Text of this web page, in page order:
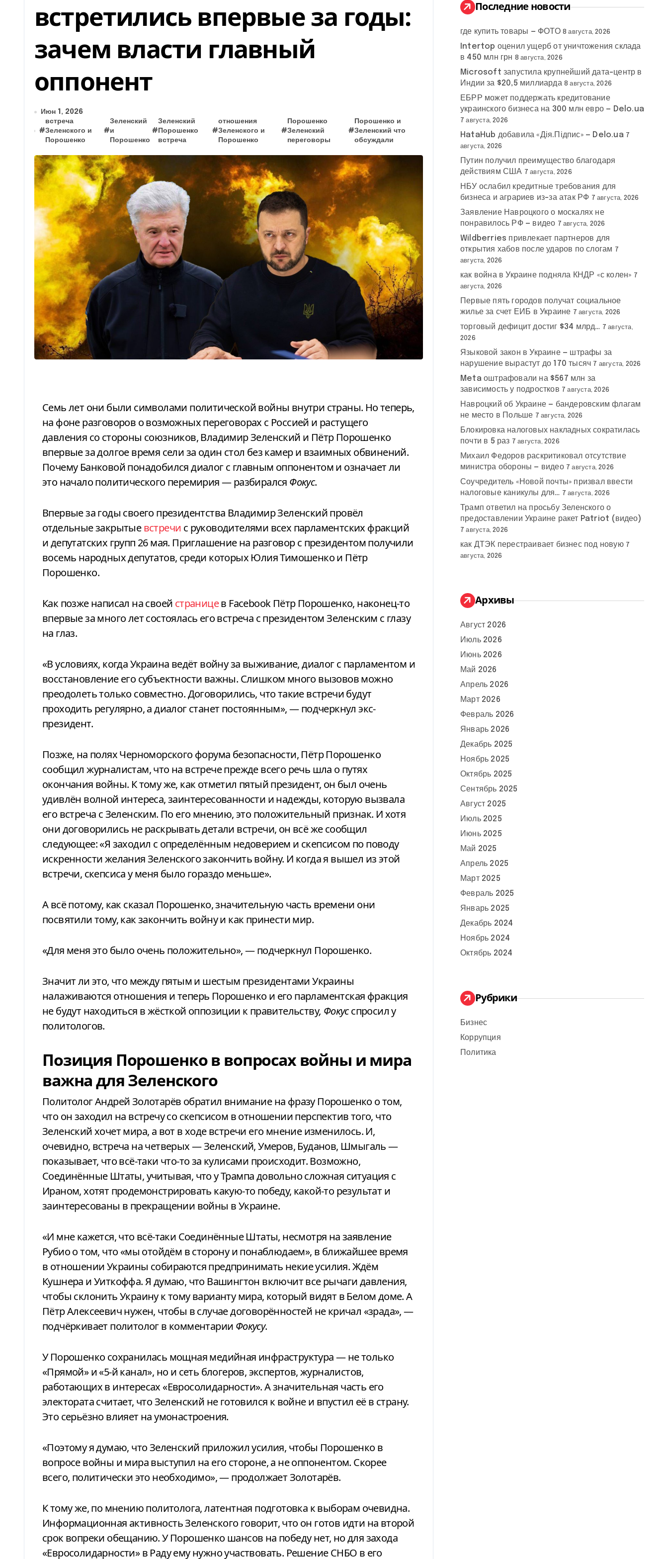
встретились впервые за годы:
зачем власти главный
оппонент
Июн 1, 2026
#
встреча
Зеленского и
Порошенко
#
Зеленский
и
Порошенко
#
Зеленский
Порошенко
встреча
#
отношения
Зеленского и
Порошенко
#
Порошенко
Зеленский
переговоры
#
Порошенко и
Зеленский что
обсуждали
Семь лет они были символами политической войны внутри страны. Но теперь,
на фоне разговоров о возможных переговорах с Россией и растущего
давления со стороны союзников, Владимир Зеленский и Пётр Порошенко
впервые за долгое время сели за один стол без камер и взаимных обвинений.
Почему Банковой понадобился диалог с главным оппонентом и означает ли
это начало политического перемирия — разбирался Фокус.
Впервые за годы своего президентства Владимир Зеленский провёл
отдельные закрытыевстречи с руководителями всех парламентских фракций
и депутатских групп 26 мая. Приглашение на разговор с президентом получили
восемь народных депутатов, среди которых Юлия Тимошенко и Пётр
Порошенко.
Как позже написал на своей страницев Facebook Пётр Порошенко, наконец-то
впервые за много лет состоялась его встреча с президентом Зеленским с глазу
на глаз.
«В условиях, когда Украина ведёт войну за выживание, диалог с парламентом и
восстановление его субъектности важны. Слишком много вызовов можно
преодолеть только совместно. Договорились, что такие встречи будут
проходить регулярно, а диалог станет постоянным», — подчеркнул экс-
президент.
Позже, на полях Черноморского форума безопасности, Пётр Порошенко
сообщил журналистам, что на встрече прежде всего речь шла о путях
окончания войны. К тому же, как отметил пятый президент, он был очень
удивлён волной интереса, заинтересованности и надежды, которую вызвала
его встреча с Зеленским. По его мнению, это положительный признак. И хотя
они договорились не раскрывать детали встречи, он всё же сообщил
следующее: «Я заходил с определённым недоверием и скепсисом по поводу
искренности желания Зеленского закончить войну. И когда я вышел из этой
встречи, скепсиса у меня было гораздо меньше».
А всё потому, как сказал Порошенко, значительную часть времени они
посвятили тому, как закончить войну и как принести мир.
«Для меня это было очень положительно», — подчеркнул Порошенко.
Значит ли это, что между пятым и шестым президентами Украины
налаживаются отношения и теперь Порошенко и его парламентская фракция
не будут находиться в жёсткой оппозиции к правительству, Фокусспросил у
политологов.
Позиция Порошенко в вопросах войны и мира
важна для Зеленского
Политолог Андрей Золотарёв обратил внимание на фразу Порошенко о том,
что он заходил на встречу со скепсисом в отношении перспектив того, что
Зеленский хочет мира, а вот в ходе встречи его мнение изменилось. И,
очевидно, встреча на четверых — Зеленский, Умеров, Буданов, Шмыгаль —
показывает, что всё-таки что-то за кулисами происходит. Возможно,
Соединённые Штаты, учитывая, что у Трампа довольно сложная ситуация с
Ираном, хотят продемонстрировать какую-то победу, какой-то результат и
заинтересованы в прекращении войны в Украине.
«И мне кажется, что всё-таки Соединённые Штаты, несмотря на заявление
Рубио о том, что «мы отойдём в сторону и понаблюдаем», в ближайшее время
в отношении Украины собираются предпринимать некие усилия. Ждём
Кушнера и Уиткоффа. Я думаю, что Вашингтон включит все рычаги давления,
чтобы склонить Украину к тому варианту мира, который видят в Белом доме. А
Пётр Алексеевич нужен, чтобы в случае договорённостей не кричал «зрада», —
подчёркивает политолог в комментарии Фокусу.
У Порошенко сохранилась мощная медийная инфраструктура — не только
«Прямой» и «5-й канал», но и сеть блогеров, экспертов, журналистов,
работающих в интересах «Евросолидарности». А значительная часть его
электората считает, что Зеленский не готовился к войне и впустил её в страну.
Это серьёзно влияет на умонастроения.
«Поэтому я думаю, что Зеленский приложил усилия, чтобы Порошенко в
вопросе войны и мира выступил на его стороне, а не оппонентом. Скорее
всего, политически это необходимо», — продолжает Золотарёв.
К тому же, по мнению политолога, латентная подготовка к выборам очевидна.
Информационная активность Зеленского говорит, что он готов идти на второй
срок вопреки обещанию. У Порошенко шансов на победу нет, но для захода
«Евросолидарности» в Раду ему нужно участвовать. Решение СНБО в его
:
Последние новости
где купить товары — ФОТО 8 августа, 2026
Intertop оценил ущерб от уничтожения склада
в 450 млн грн 8 августа, 2026
Microsoft запустила крупнейший дата-центр в
Индии за $20,5 миллиарда 8 августа, 2026
ЕБРР может поддержать кредитование
украинского бизнеса на 300 млн евро — Delo.ua
7 августа, 2026
HataHub добавила «Дія.Підпис» — Delo.ua 7
августа, 2026
Путин получил преимущество благодаря
действиям США 7 августа, 2026
НБУ ослабил кредитные требования для
бизнеса и аграриев из-за атак РФ 7 августа, 2026
Заявление Навроцкого о москалях не
понравилось РФ — видео 7 августа, 2026
Wildberries привлекает партнеров для
открытия хабов после ударов по слогам 7
августа, 2026
как война в Украине подняла КНДР «с колен» 7
августа, 2026
Первые пять городов получат социальное
жилье за счет ЕИБ в Украине 7 августа, 2026
торговый дефицит достиг $34 млрд… 7 августа,
2026
Языковой закон в Украине — штрафы за
нарушение вырастут до 170 тысяч 7 августа, 2026
Meta оштрафовали на $567 млн за
зависимость у подростков 7 августа, 2026
Навроцкий об Украине — бандеровским флагам
не место в Польше 7 августа, 2026
Блокировка налоговых накладных сократилась
почти в 5 раз 7 августа, 2026
Михаил Федоров раскритиковал отсутствие
министра обороны — видео 7 августа, 2026
Соучредитель «Новой почты» призвал ввести
налоговые каникулы для… 7 августа, 2026
Трамп ответил на просьбу Зеленского о
предоставлении Украине ракет Patriot (видео)
7 августа, 2026
как ДТЭК перестраивает бизнес под новую 7
августа, 2026
Архивы
Август 2026
Июль 2026
Июнь 2026
Май 2026
Апрель 2026
Март 2026
Февраль 2026
Январь 2026
Декабрь 2025
Ноябрь 2025
Октябрь 2025
Сентябрь 2025
Август 2025
Июль 2025
Июнь 2025
Май 2025
Апрель 2025
Март 2025
Февраль 2025
Январь 2025
Декабрь 2024
Ноябрь 2024
Октябрь 2024
Рубрики
Бизнес
Коррупция
Политика